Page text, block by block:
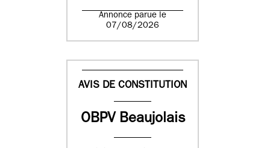
Annonce parue le
07/08/2026
AVIS DE CONSTITUTION
OBPV Beaujolais